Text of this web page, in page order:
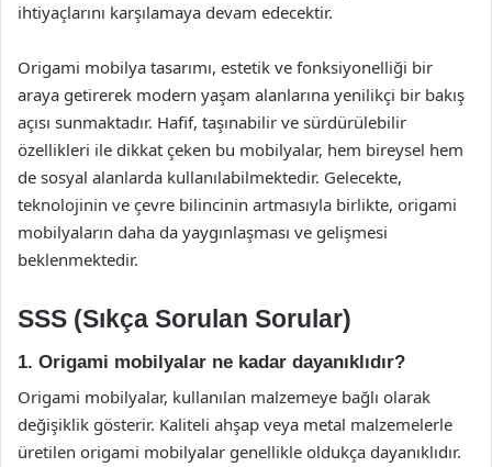
ihtiyaçlarını karşılamaya devam edecektir.
Origami mobilya tasarımı, estetik ve fonksiyonelliği bir
araya getirerek modern yaşam alanlarına yenilikçi bir bakış
açısı sunmaktadır. Hafif, taşınabilir ve sürdürülebilir
özellikleri ile dikkat çeken bu mobilyalar, hem bireysel hem
de sosyal alanlarda kullanılabilmektedir. Gelecekte,
teknolojinin ve çevre bilincinin artmasıyla birlikte, origami
mobilyaların daha da yaygınlaşması ve gelişmesi
beklenmektedir.
SSS (Sıkça Sorulan Sorular)
1. Origami mobilyalar ne kadar dayanıklıdır?
Origami mobilyalar, kullanılan malzemeye bağlı olarak
değişiklik gösterir. Kaliteli ahşap veya metal malzemelerle
üretilen origami mobilyalar genellikle oldukça dayanıklıdır.